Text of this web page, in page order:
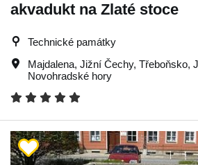
akvadukt na Zlaté stoce
Technické památky
Majdalena, Jižní Čechy, Třeboňsko,
Novohradské hory